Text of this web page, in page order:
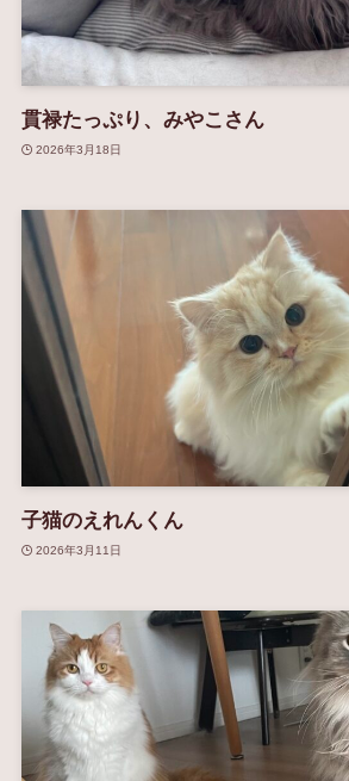
貫禄たっぷり、みやこさん
2026年3月18日
子猫のえれんくん
2026年3月11日